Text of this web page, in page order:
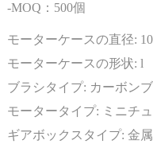
-MOQ：500個
モーターケースの直径:
モーターケースの形状: l
ブラシタイプ: カーボン
モータータイプ: ミニチ
モーター
ギアボックスタイプ: 金